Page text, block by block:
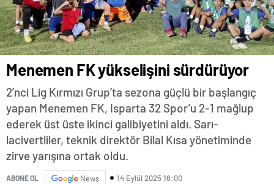
Menemen FK yükselişini sürdürüyor
2’nci Lig Kırmızı Grup’ta sezona güçlü bir başlangıç
yapan Menemen FK, Isparta 32 Spor’u 2-1 mağlup
ederek üst üste ikinci galibiyetini aldı. Sarı-
lacivertliler, teknik direktör Bilal Kısa yönetiminde
zirve yarışına ortak oldu.
ABONE OL News 14 Eylül 2025 16:00